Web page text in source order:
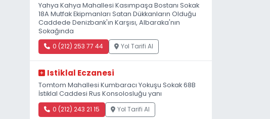
Yahya Kahya Mahallesi Kasımpaşa Bostanı Sokak
18A Mutfak Ekipmanları Satan Dükkanların Olduğu
Caddede Denizbank'ın Karşısı, Albaraka'nın
Sokağında
0 (212) 253 77 44 Yol Tarifi Al
Istiklal Eczanesi
Tomtom Mahallesi Kumbaracı Yokuşu Sokak 68B
İstiklal Caddesi Rus Konsolosluğu yanı
0 (212) 243 21 15 Yol Tarifi Al